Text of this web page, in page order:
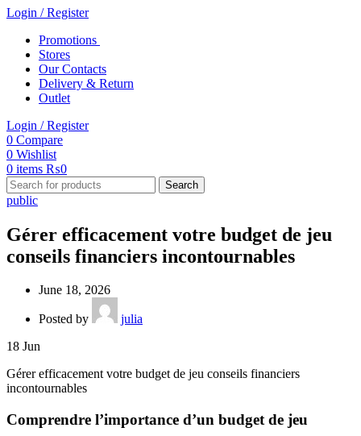
Login / Register
Promotions
Stores
Our Contacts
Delivery & Return
Outlet
Login / Register
0 Compare
0 Wishlist
0 items ₨0
Search
public
Gérer efficacement votre budget de jeu
conseils financiers incontournables
June 18, 2026
Posted by
julia
18 Jun
Gérer efficacement votre budget de jeu conseils financiers
incontournables
Comprendre l’importance d’un budget de jeu